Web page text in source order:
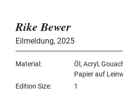
Rike Bewer
Eilmeldung, 2025
Material
Öl, Acryl,
Papier auf
Edition Size
1